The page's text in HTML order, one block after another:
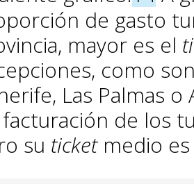
de gasto
mayor es el
como
Las Palmas
de los
su ticketmedio